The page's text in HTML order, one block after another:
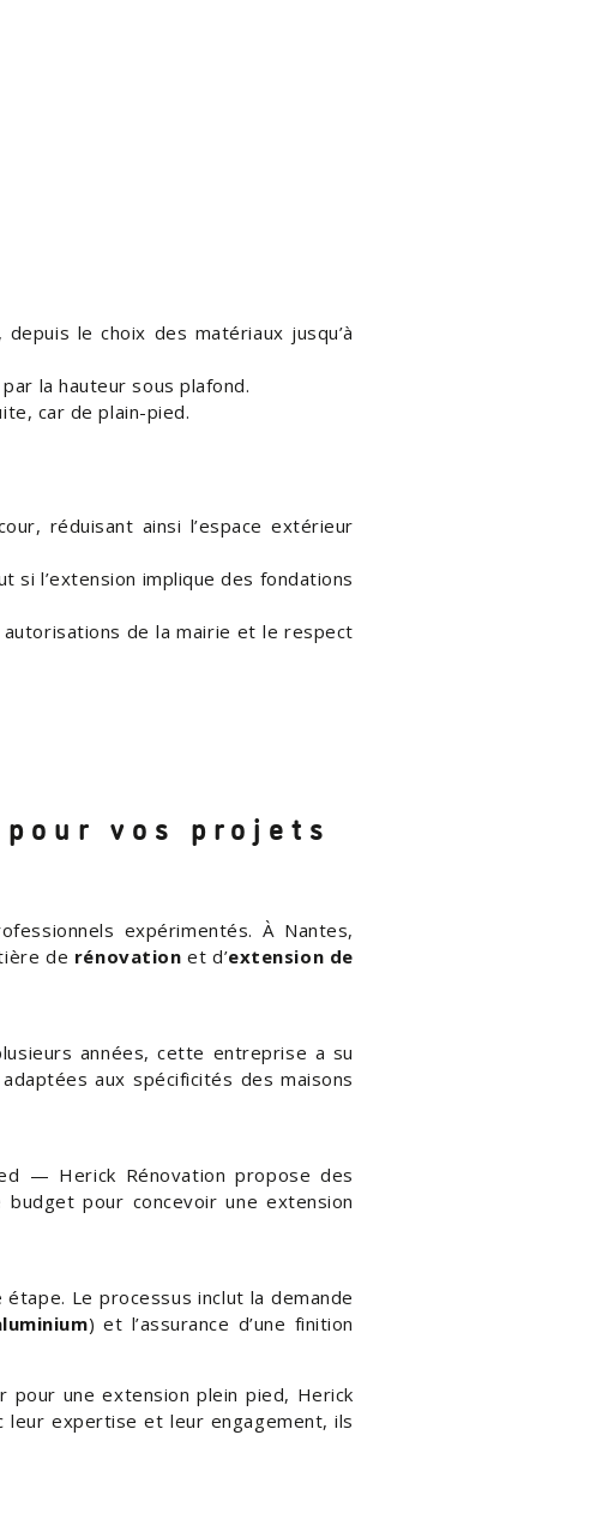
le choix des matériaux jusqu’à
la hauteur sous plafond.
car de plain-pied.
réduisant ainsi l’espace extérieur
si l’extension implique des fondations
de la mairie et le respect
vos projets
expérimentés. À Nantes,
de rénovation et d’extension de
années, cette entreprise a su
aux spécificités des maisons
— Herick Rénovation propose des
pour concevoir une extension
Le processus inclut la demande
) et l’assurance d’une finition
pour une extension plein pied, Herick
leur expertise et leur engagement, ils